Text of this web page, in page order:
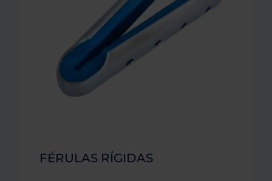
FÉRULAS RÍGIDAS